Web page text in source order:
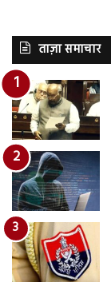
ताज़ा समाचार